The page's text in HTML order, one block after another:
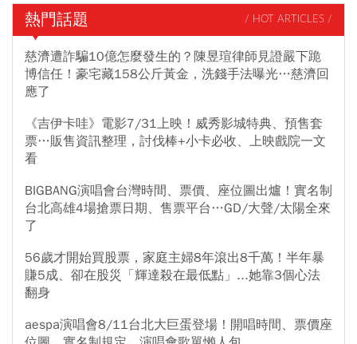
熱門話題 / HOT ARTICLES /
慈濟遭詐騙10億怎麼發生的？陳昱瑄律師見證嚴下跪
博信任！豪宅藏158公斤黃金，洗錢手法曝光…慈濟回
應了
《吉伊卡哇》電影7/31上映！威秀影城特典、預售套
票…販售資訊整理，討伐棒+小卡必收、上映戲院一文
看
BIGBANG演唱會台灣時間、票價、座位圖出爐！實名制
台北高雄4場搶票日期、售票平台…GD/大聲/太陽全來
了
56歲才開始買股票，家庭主婦8年滾出8千萬！半年暴
賺5成、卻在股災「輝達殺在最低點」...她靠3個心法
翻身
aespa演唱會8/11台北大巨蛋登場！開唱時間、票價座